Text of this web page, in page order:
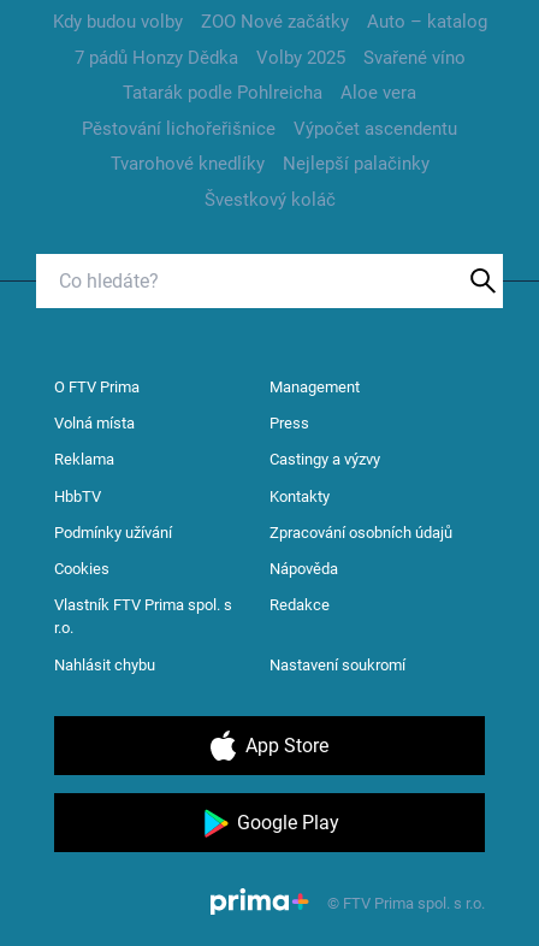
Kdy budou volby
ZOO Nové začátky
Auto – katalog
7 pádů Honzy Dědka
Volby 2025
Svařené víno
Tatarák podle Pohlreicha
Aloe vera
Pěstování lichořeřišnice
Výpočet ascendentu
Tvarohové knedlíky
Nejlepší palačinky
Švestkový koláč
O FTV Prima Management
Volná místa Press
Reklama Castingy a výzvy
HbbTV Kontakty
Podmínky užívání Zpracování osobních údajů
Cookies Nápověda
Vlastník FTV Prima spol. s
r.o.
Redakce
Nahlásit chybu Nastavení soukromí
App Store
Google Play
© FTV Prima spol. s r.o.